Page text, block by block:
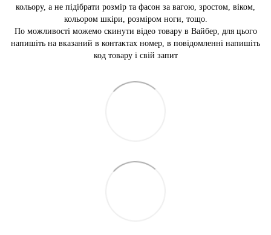
кольору, а не підібрати розмір та фасон за вагою, зростом, віком,
кольором шкіри, розміром ноги, тощо.
По можливості можемо скинути відео товару в Вайбер, для цього
напишіть на вказаний в контактах номер, в повідомленні напишіть
код товару і свій запит